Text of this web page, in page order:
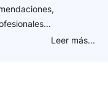
Leer más...